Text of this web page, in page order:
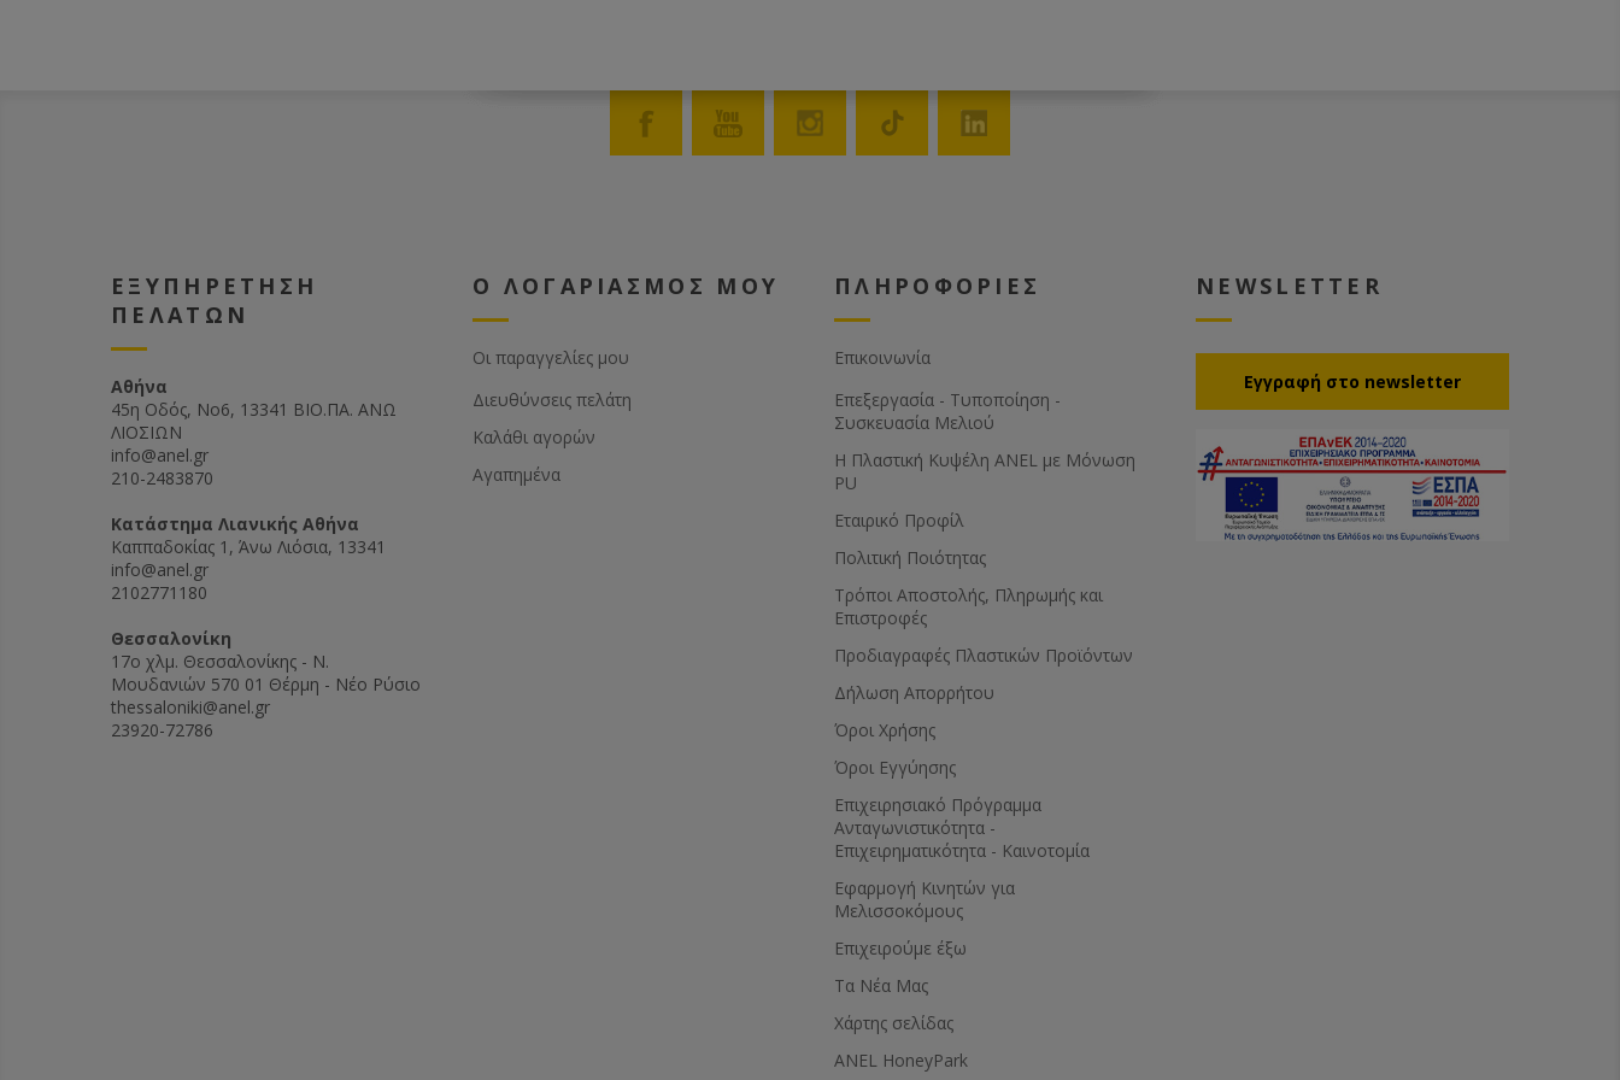
ΕΞΥΠΗΡΕΤΗΣΗ
ΠΕΛΑΤΩΝ
Αθήνα
45η Οδός, Νο6, 13341 ΒΙΟ.ΠΑ. ΑΝΩ
ΛΙΟΣΙΩΝ
info@anel.gr
210-2483870
Kατάστημα Λιανικής Αθήνα
Καππαδοκίας 1, Άνω Λιόσια, 13341
info@anel.gr
2102771180
Θεσσαλονίκη
17ο χλμ. Θεσσαλονίκης - Ν.
Μουδανιών 570 01 Θέρμη - Νέο Ρύσιο
thessaloniki@anel.gr
23920-72786
Ο ΛΟΓΑΡΙΑΣΜΟΣ ΜΟΥ
Οι παραγγελίες μου
Διευθύνσεις πελάτη
Καλάθι αγορών
Αγαπημένα
ΠΛΗΡΟΦΟΡΙΕΣ
Επικοινωνία
Επεξεργασία - Τυποποίηση -
Συσκευασία Μελιού
Η Πλαστική Κυψέλη ANEL με Μόνωση
PU
Εταιρικό Προφίλ
Πολιτική Ποιότητας
Τρόποι Αποστολής, Πληρωμής και
Επιστροφές
Προδιαγραφές Πλαστικών Προϊόντων
Δήλωση Απορρήτου
Όροι Χρήσης
Όροι Εγγύησης
Eπιχειρησιακό Πρόγραμμα
Ανταγωνιστικότητα -
Επιχειρηματικότητα - Καινοτομία
Εφαρμογή Κινητών για
Μελισσοκόμους
Επιχειρούμε έξω
Τα Νέα Μας
Χάρτης σελίδας
ANEL HoneyPark
NEWSLETTER
Eγγραφή στο newsletter